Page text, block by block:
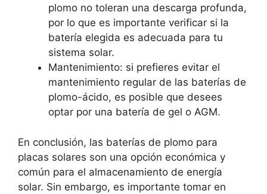
plomo no toleran una descarga profunda,
por lo que es importante verificar si la
batería elegida es adecuada para tu
sistema solar.
Mantenimiento: si prefieres evitar el
mantenimiento regular de las baterías de
plomo-ácido, es posible que desees
optar por una batería de gel o AGM.
En conclusión, las baterías de plomo para
placas solares son una opción económica y
común para el almacenamiento de energía
solar. Sin embargo, es importante tomar en